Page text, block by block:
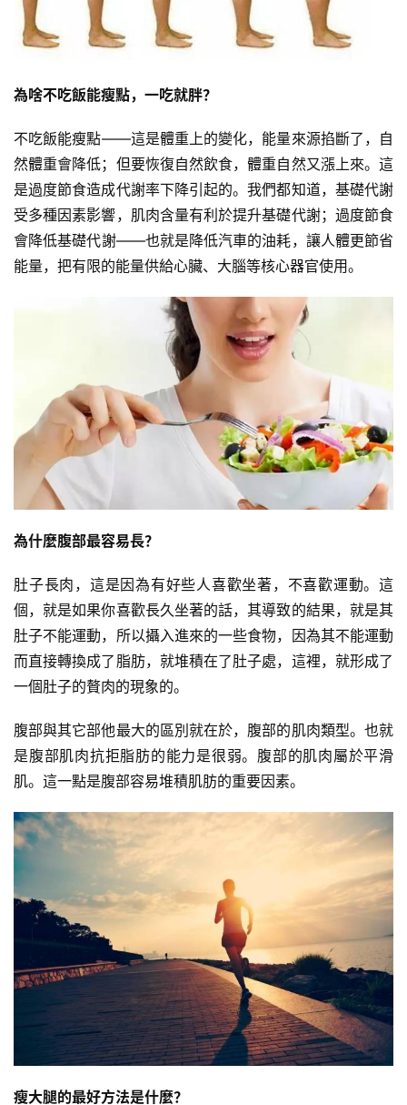
為啥不吃飯能瘦點，一吃就胖？
不吃飯能瘦點——這是體重上的變化，能量來源掐斷了，自
然體重會降低；但要恢復自然飲食，體重自然又漲上來。這
是過度節食造成代謝率下降引起的。我們都知道，基礎代謝
受多種因素影響，肌肉含量有利於提升基礎代謝；過度節食
會降低基礎代謝——也就是降低汽車的油耗，讓人體更節省
能量，把有限的能量供給心臟、大腦等核心器官使用。
為什麼腹部最容易長？
肚子長肉，這是因為有好些人喜歡坐著，不喜歡運動。這
個，就是如果你喜歡長久坐著的話，其導致的結果，就是其
肚子不能運動，所以攝入進來的一些食物，因為其不能運動
而直接轉換成了脂肪，就堆積在了肚子處，這裡，就形成了
一個肚子的贅肉的現象的。
腹部與其它部他最大的區別就在於，腹部的肌肉類型。也就
是腹部肌肉抗拒脂肪的能力是很弱。腹部的肌肉屬於平滑
肌。這一點是腹部容易堆積肌肪的重要因素。
瘦大腿的最好方法是什麼？